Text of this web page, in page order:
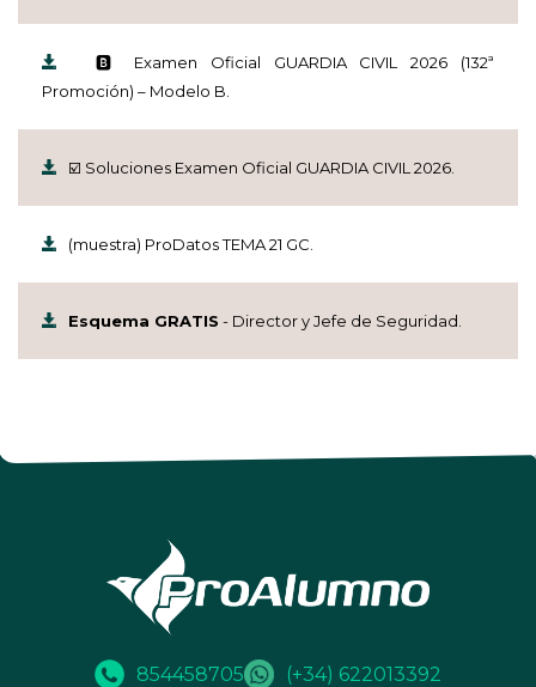
🅱️ Examen Oficial GUARDIA CIVIL 2026 (132ª
Promoción) – Modelo B.
☑️ Soluciones Examen Oficial GUARDIA CIVIL 2026.
(muestra) ProDatos TEMA 21 GC.
Esquema GRATIS - Director y Jefe de Seguridad.
854458705 (+34) 622013392